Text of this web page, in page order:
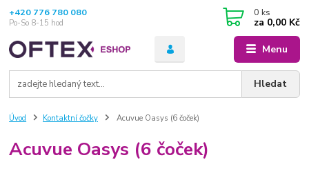
Menu
Hledat
+420 776 780 080
Po-So 8-15 hod
0 ks
za 0,00 Kč
Úvod Kontaktní čočky Acuvue Oasys (6 čoček)
Acuvue Oasys (6 čoček)